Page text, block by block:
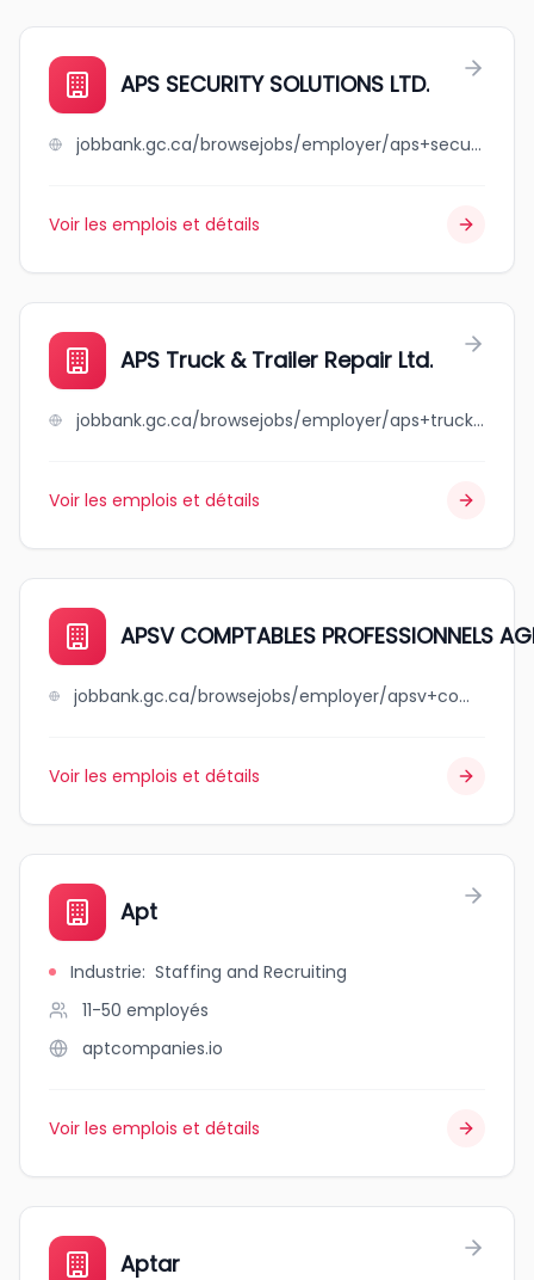
APS SECURITY SOLUTIONS LTD.
jobbank.gc.ca/browsejobs/employer/aps+security+solutions+ltd./ca
Voir les emplois et détails
APS Truck & Trailer Repair Ltd.
jobbank.gc.ca/browsejobs/employer/aps+truck+%26+trailer+repair+ltd./ca
Voir les emplois et détails
APSV COMPTABLES PROFESSIONNELS
jobbank.gc.ca/browsejobs/employer/apsv+comptables+professionnels+agrees+inc./ca
Voir les emplois et détails
Apt
Industrie: Staffing and Recruiting
11-50 employés
aptcompanies.io
Voir les emplois et détails
Aptar